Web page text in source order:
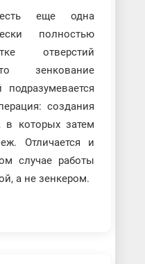
еще одна
полностью
отверстий
зенкование
создания
в которых затем
Отличается и
случае работы
а не зенкером.